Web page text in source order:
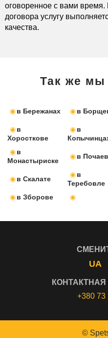
оговоренное с вами время.
договора услугу
качества.
Так же мы
в Бережанах в
в
Хоросткове
в
в
Монастыриске
в
в Скалате
в
Теребовле
в Зборове
UA
+380 73
©